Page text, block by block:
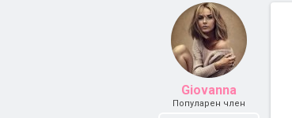
Giovanna
Популарен член